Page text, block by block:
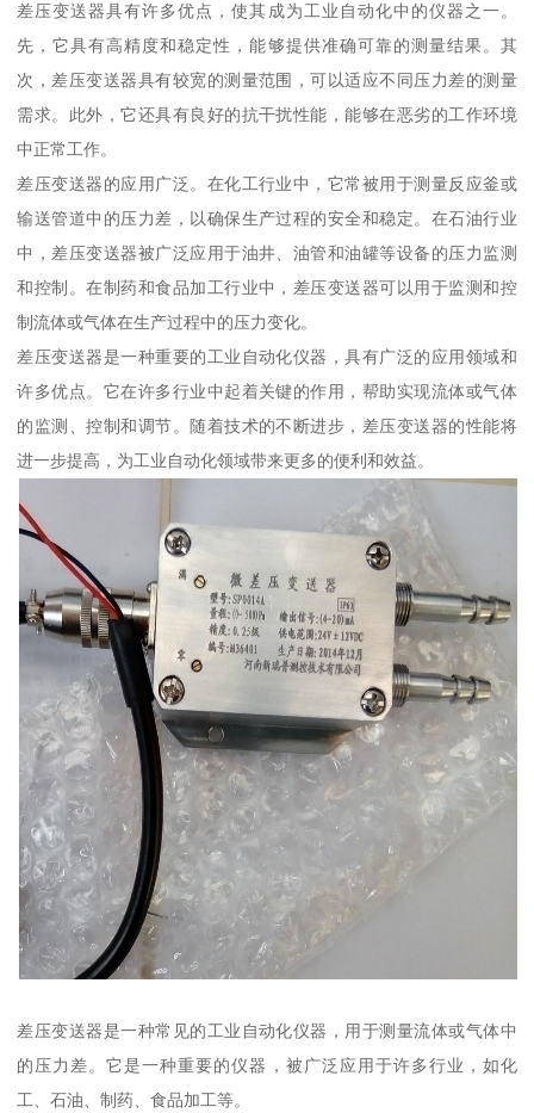
差压变送器具有许多优点，使其成为工业自动化中的仪器之一。
先，它具有高精度和稳定性，能够提供准确可靠的测量结果。其
次，差压变送器具有较宽的测量范围，可以适应不同压力差的测量
需求。此外，它还具有良好的抗干扰性能，能够在恶劣的工作环境
中正常工作。
差压变送器的应用广泛。在化工行业中，它常被用于测量反应釜或
输送管道中的压力差，以确保生产过程的安全和稳定。在石油行业
中，差压变送器被广泛应用于油井、油管和油罐等设备的压力监测
和控制。在制药和食品加工行业中，差压变送器可以用于监测和控
制流体或气体在生产过程中的压力变化。
差压变送器是一种重要的工业自动化仪器，具有广泛的应用领域和
许多优点。它在许多行业中起着关键的作用，帮助实现流体或气体
的监测、控制和调节。随着技术的不断进步，差压变送器的性能将
进一步提高，为工业自动化领域带来更多的便利和效益。
差压变送器是一种常见的工业自动化仪器，用于测量流体或气体中
的压力差。它是一种重要的仪器，被广泛应用于许多行业，如化
工、石油、制药、食品加工等。